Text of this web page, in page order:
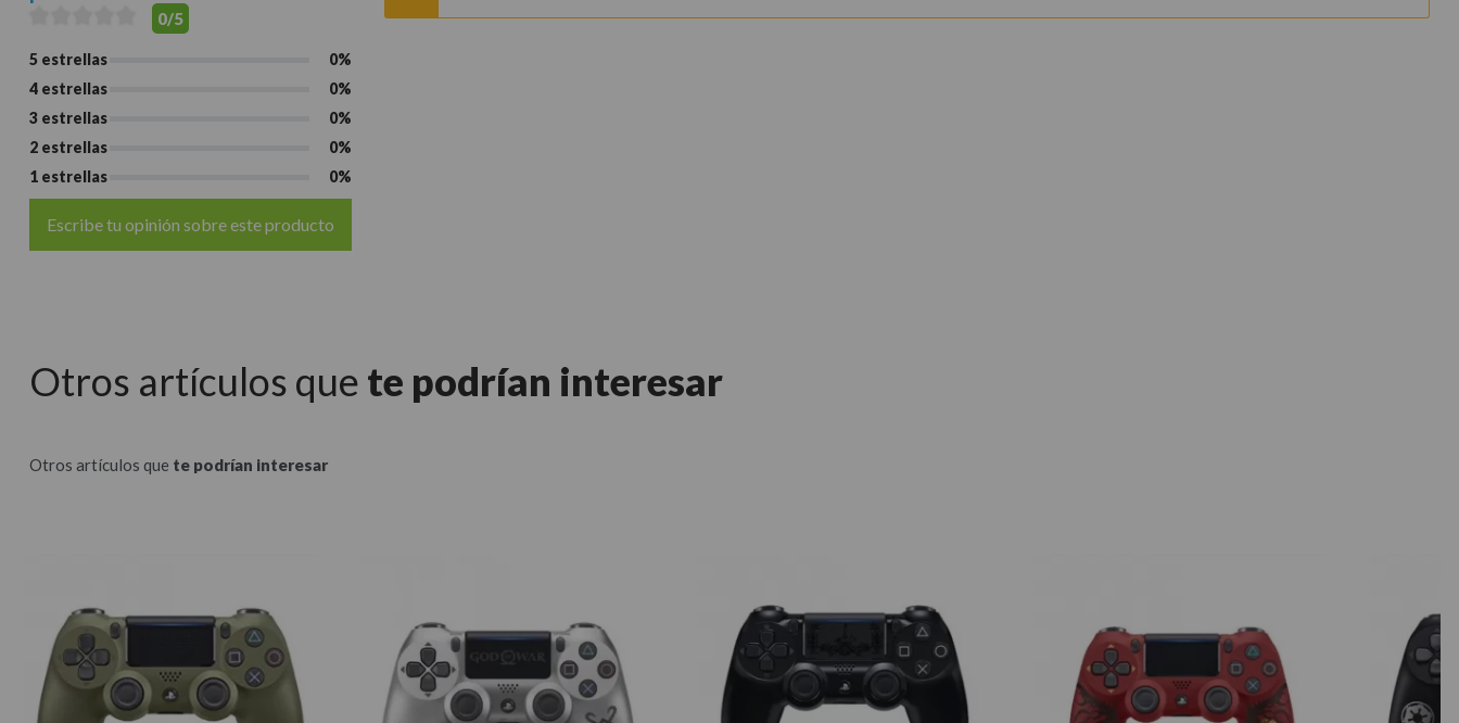
0/5
5 estrellas
0%
4 estrellas
0%
3 estrellas
0%
2 estrellas
0%
1 estrellas
0%
Escribe tu opinión sobre este producto
Otros artículos que te podrían interesar
Otros artículos que te podrían interesar